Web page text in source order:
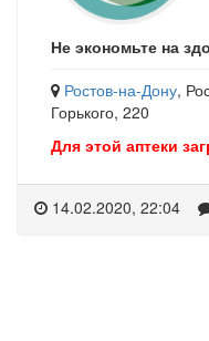
Не экономьте на
Ростов-на-Дону,
Горького, 220
Для этой аптеки
14.02.2020, 22:04